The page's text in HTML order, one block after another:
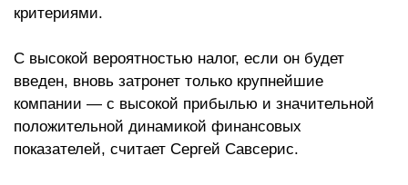
критериями.
С высокой вероятностью налог, если он будет
введен, вновь затронет только крупнейшие
компании — с высокой прибылью и значительной
положительной динамикой финансовых
показателей, считает Сергей Савсерис.